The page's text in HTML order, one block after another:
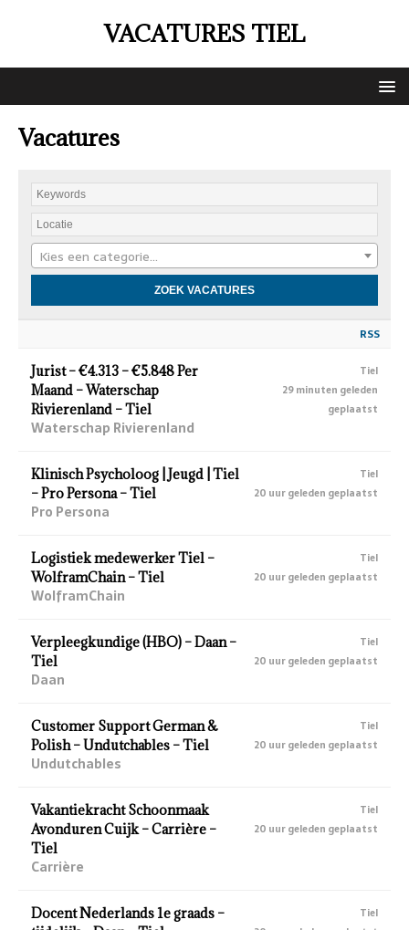
VACATURES TIEL
Vacatures
Kies een categorie…
RSS
Jurist – €4.313 – €5.848 Per
Maand – Waterschap
Rivierenland – Tiel
Waterschap Rivierenland
Tiel
29 minuten geleden
geplaatst
Klinisch Psycholoog | Jeugd | Tiel
– Pro Persona – Tiel
Pro Persona
Tiel
20 uur geleden geplaatst
Logistiek medewerker Tiel –
WolframChain – Tiel
WolframChain
Tiel
20 uur geleden geplaatst
Verpleegkundige (HBO) – Daan –
Tiel
Daan
Tiel
20 uur geleden geplaatst
Customer Support German &
Polish – Undutchables – Tiel
Undutchables
Tiel
20 uur geleden geplaatst
Vakantiekracht Schoonmaak
Avonduren Cuijk – Carrière –
Tiel
Carrière
Tiel
20 uur geleden geplaatst
Docent Nederlands 1e graads –
Tiel